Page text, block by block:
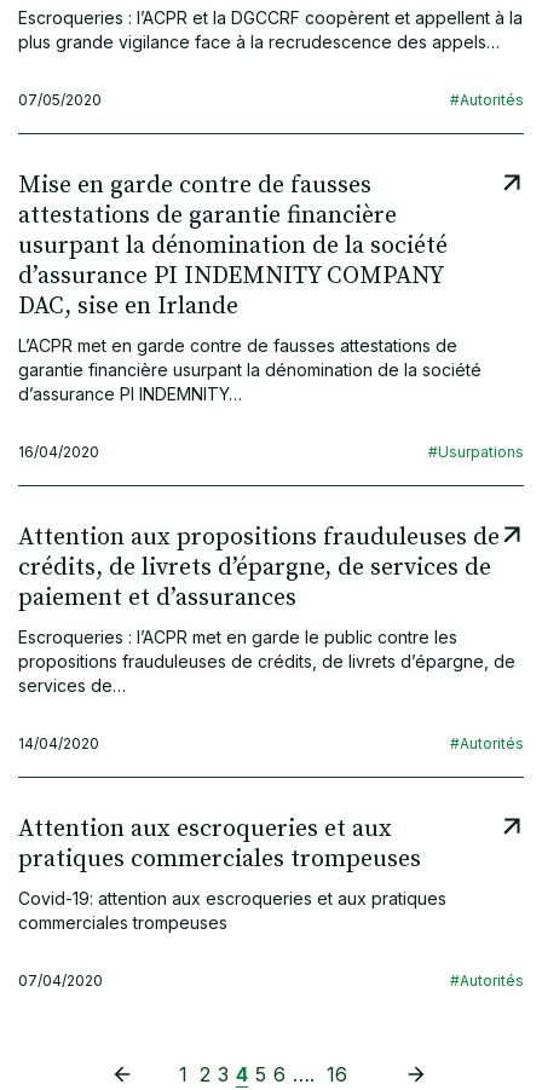
Escroqueries : l’ACPR et la DGCCRF coopèrent et appellent à la
plus grande vigilance face à la recrudescence des appels…
07/05/2020 #Autorités
Mise en garde contre de fausses
attestations de garantie financière
usurpant la dénomination de la société
d’assurance PI INDEMNITY COMPANY
DAC, sise en Irlande
L’ACPR met en garde contre de fausses attestations de
garantie financière usurpant la dénomination de la société
d’assurance PI INDEMNITY…
16/04/2020 #Usurpations
Attention aux propositions frauduleuses de
crédits, de livrets d’épargne, de services de
paiement et d’assurances
Escroqueries : l’ACPR met en garde le public contre les
propositions frauduleuses de crédits, de livrets d’épargne, de
services de…
14/04/2020 #Autorités
Attention aux escroqueries et aux
pratiques commerciales trompeuses
Covid-19: attention aux escroqueries et aux pratiques
commerciales trompeuses
07/04/2020 #Autorités
1 2 3 4 5 6 …. 16